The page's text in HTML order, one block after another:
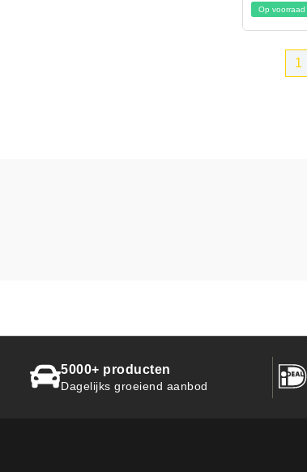
Op voorraad
1
5000+ producten
Dagelijks groeiend aanbod